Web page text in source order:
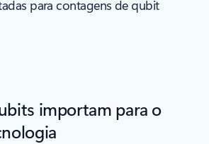
para contagens de qubit
importam para o